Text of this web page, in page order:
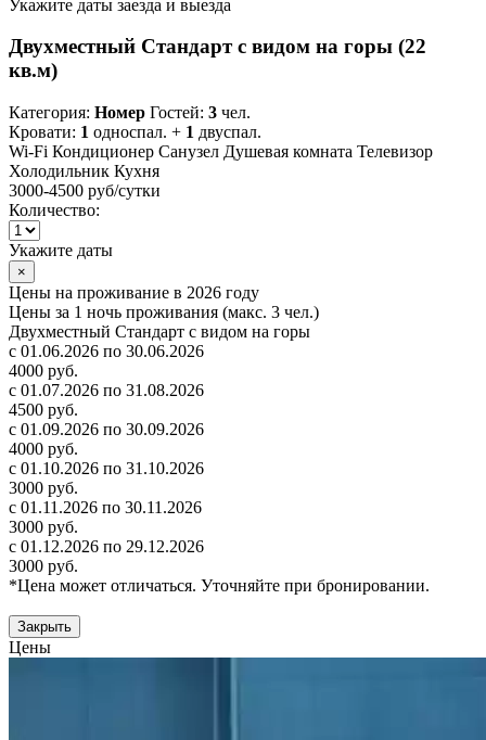
Укажите даты заезда и выезда
Двухместный Стандарт с видом на горы (22
кв.м)
Категория: Номер Гостей: 3 чел.
Кровати: 1 односпал. + 1 двуспал.
Wi-Fi Кондиционер Санузел Душевая комната Телевизор
Холодильник Кухня
3000-4500 руб/сутки
Количество:
Укажите даты
×
Цены на проживание в 2026 году
Цены за 1 ночь проживания (макс. 3 чел.)
Двухместный Стандарт с видом на горы
с 01.06.2026 по 30.06.2026
4000 руб.
с 01.07.2026 по 31.08.2026
4500 руб.
с 01.09.2026 по 30.09.2026
4000 руб.
с 01.10.2026 по 31.10.2026
3000 руб.
с 01.11.2026 по 30.11.2026
3000 руб.
с 01.12.2026 по 29.12.2026
3000 руб.
*Цена может отличаться. Уточняйте при бронировании.
Закрыть
Цены